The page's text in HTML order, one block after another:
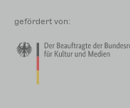
gefördert von: